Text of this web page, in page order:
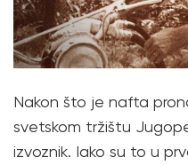
Nakon što je nafta
svetskom tržištu
izvoznik. Iako su to u